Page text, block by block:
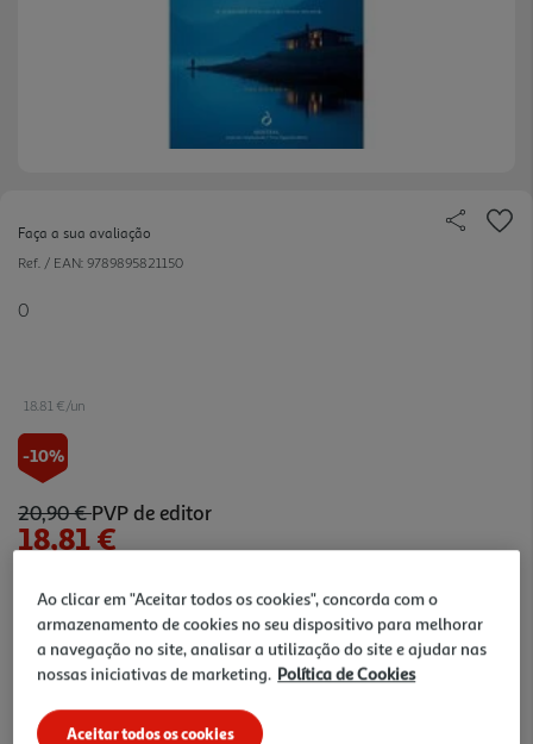
Faça a sua avaliação
Ref. / EAN: 9789895821150
0
18.81 €/un
-10%
20,90 €PVP de editor
18,81 €
Notas de preparação
Ao clicar em "Aceitar todos os cookies", concorda com o
armazenamento de cookies no seu dispositivo para melhorar
a navegação no site, analisar a utilização do site e ajudar nas
nossas iniciativas de marketing. Política de Cookies
Aceitar todos os cookies